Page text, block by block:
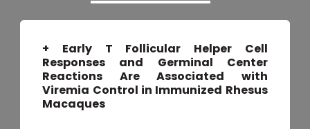
+ Early T Follicular Helper Cell
Responses and Germinal Center
Reactions Are Associated with
Viremia Control in Immunized Rhesus
Macaques